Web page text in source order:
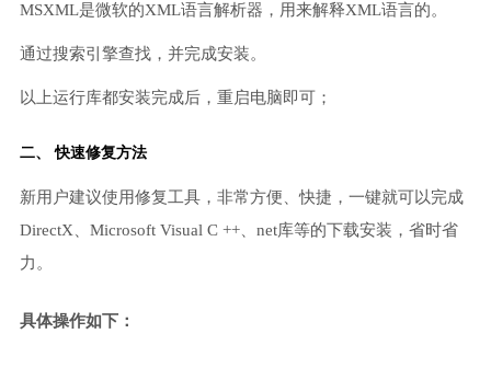
MSXML是微软的XML语言解析器，用来解释XML语言的。
通过搜索引擎查找，并完成安装。
以上运行库都安装完成后，重启电脑即可；
二、 快速修复方法
新用户建议使用修复工具，非常方便、快捷，一键就可以完成
DirectX、Microsoft Visual C ++、net库等的下载安装，省时省
力。
具体操作如下：